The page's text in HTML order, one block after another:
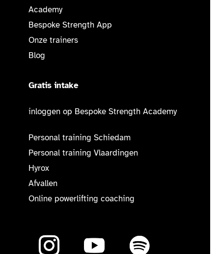
Academy
Bespoke Strength App
Onze trainers
Blog
Gratis intake
inloggen op Bespoke Strength Academy
Personal training Schiedam
Personal training Vlaardingen
Hyrox
Afvallen
Online powerlifting coaching